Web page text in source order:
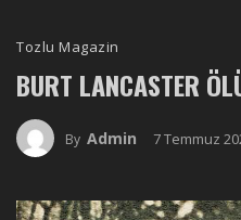
Tozlu Magazin
BURT LANCASTER
By Admin 7 Temmuz